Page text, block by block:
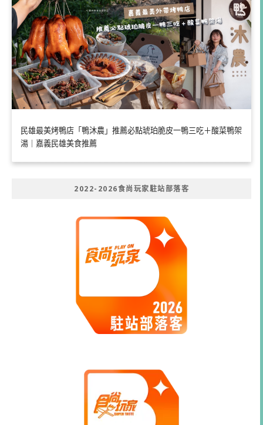
民雄最美烤鴨店「鴨沐農」推薦必點琥珀脆皮一鴨三吃＋酸菜鴨架
湯｜嘉義民雄美食推薦
2022-2026食尚玩家駐站部落客